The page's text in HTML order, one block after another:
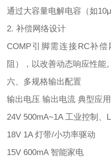
通过大容量电解电容（如
2. 补偿网络设计
COMP引脚需连接RC补
阻），以改善动态响应性能。
六、多规格输出配置
输出电压 输出电流 典型应用
24V 500mA~1A 工业控制、
18V 1A 灯带/小功率驱动
15V 600mA 智能家电